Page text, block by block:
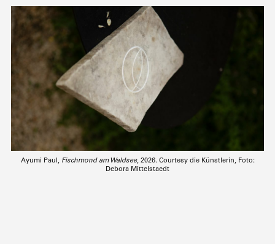
Ayumi Paul, Fischmond am Waldsee, 2026. Courtesy die Künstlerin, Foto:
Debora Mittelstaedt